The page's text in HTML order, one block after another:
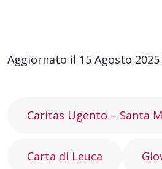
Aggiornato il 15 Agosto 2025
Caritas Ugento – Santa
Carta di Leuca